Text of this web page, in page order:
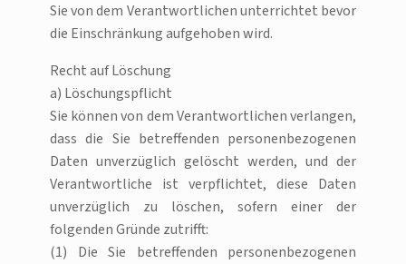
Sie von dem Verantwortlichen unterrichtet bevor
die Einschränkung aufgehoben wird.
Recht auf Löschung
a) Löschungspflicht
Sie können von dem Verantwortlichen verlangen,
dass die Sie betreffenden personenbezogenen
Daten unverzüglich gelöscht werden, und der
Verantwortliche ist verpflichtet, diese Daten
unverzüglich zu löschen, sofern einer der
folgenden Gründe zutrifft:
(1) Die Sie betreffenden personenbezogenen